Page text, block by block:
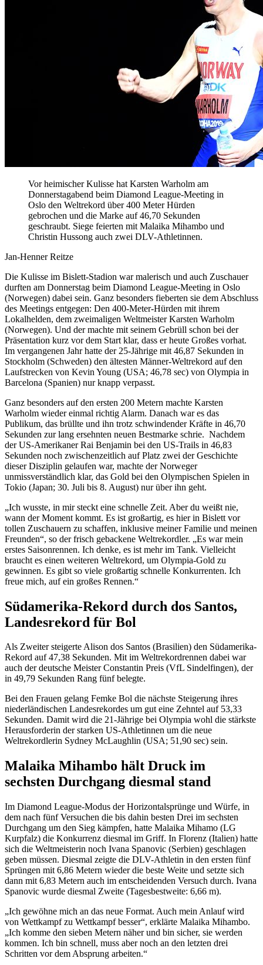
Vor heimischer Kulisse hat Karsten Warholm am
Donnerstagabend beim Diamond League-Meeting in
Oslo den Weltrekord über 400 Meter Hürden
gebrochen und die Marke auf 46,70 Sekunden
geschraubt. Siege feierten mit Malaika Mihambo und
Christin Hussong auch zwei DLV-Athletinnen.
Jan-Henner Reitze
Die Kulisse im Bislett-Stadion war malerisch und auch Zuschauer
durften am Donnerstag beim Diamond League-Meeting in Oslo
(Norwegen) dabei sein. Ganz besonders fieberten sie dem Abschluss
des Meetings entgegen: Den 400-Meter-Hürden mit ihrem
Lokalhelden, dem zweimaligen Weltmeister Karsten Warholm
(Norwegen). Und der machte mit seinem Gebrüll schon bei der
Präsentation kurz vor dem Start klar, dass er heute Großes vorhat.
Im vergangenen Jahr hatte der 25-Jährige mit 46,87 Sekunden in
Stockholm (Schweden) den ältesten Männer-Weltrekord auf den
Laufstrecken von Kevin Young (USA; 46,78 sec) von Olympia in
Barcelona (Spanien) nur knapp verpasst.
Ganz besonders auf den ersten 200 Metern machte Karsten
Warholm wieder einmal richtig Alarm. Danach war es das
Publikum, das brüllte und ihn trotz schwindender Kräfte in 46,70
Sekunden zur lang ersehnten neuen Bestmarke schrie. Nachdem
der US-Amerikaner Rai Benjamin bei den US-Trails in 46,83
Sekunden noch zwischenzeitlich auf Platz zwei der Geschichte
dieser Disziplin gelaufen war, machte der Norweger
unmissverständlich klar, das Gold bei den Olympischen Spielen in
Tokio (Japan; 30. Juli bis 8. August) nur über ihn geht.
„Ich wusste, in mir steckt eine schnelle Zeit. Aber du weißt nie,
wann der Moment kommt. Es ist großartig, es hier in Bislett vor
tollen Zuschauern zu schaffen, inklusive meiner Familie und meinen
Freunden“, so der frisch gebackene Weltrekordler. „Es war mein
erstes Saisonrennen. Ich denke, es ist mehr im Tank. Vielleicht
braucht es einen weiteren Weltrekord, um Olympia-Gold zu
gewinnen. Es gibt so viele großartig schnelle Konkurrenten. Ich
freue mich, auf ein großes Rennen.“
Südamerika-Rekord durch dos Santos,
Landesrekord für Bol
Als Zweiter steigerte Alison dos Santos (Brasilien) den Südamerika-
Rekord auf 47,38 Sekunden. Mit im Weltrekordrennen dabei war
auch der deutsche Meister Constantin Preis (VfL Sindelfingen), der
in 49,79 Sekunden Rang fünf belegte.
Bei den Frauen gelang Femke Bol die nächste Steigerung ihres
niederländischen Landesrekordes um gut eine Zehntel auf 53,33
Sekunden. Damit wird die 21-Jährige bei Olympia wohl die stärkste
Herausforderin der starken US-Athletinnen um die neue
Weltrekordlerin Sydney McLaughlin (USA; 51,90 sec) sein.
Malaika Mihambo hält Druck im
sechsten Durchgang diesmal stand
Im Diamond League-Modus der Horizontalsprünge und Würfe, in
dem nach fünf Versuchen die bis dahin besten Drei im sechsten
Durchgang um den Sieg kämpfen, hatte Malaika Mihamo (LG
Kurpfalz) die Konkurrenz diesmal im Griff. In Florenz (Italien) hatte
sich die Weltmeisterin noch Ivana Spanovic (Serbien) geschlagen
geben müssen. Diesmal zeigte die DLV-Athletin in den ersten fünf
Sprüngen mit 6,86 Metern wieder die beste Weite und setzte sich
dann mit 6,83 Metern auch im entscheidenden Versuch durch. Ivana
Spanovic wurde diesmal Zweite (Tagesbestweite: 6,66 m).
„Ich gewöhne mich an das neue Format. Auch mein Anlauf wird
von Wettkampf zu Wettkampf besser“, erklärte Malaika Mihambo.
„Ich komme den sieben Metern näher und bin sicher, sie werden
kommen. Ich bin schnell, muss aber noch an den letzten drei
Schritten vor dem Absprung arbeiten.“